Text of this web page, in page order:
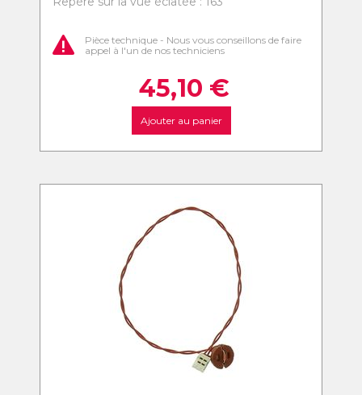
Pièce technique - Nous vous conseillons de faire
appel à l'un de nos techniciens
45,10 €
Ajouter au panier